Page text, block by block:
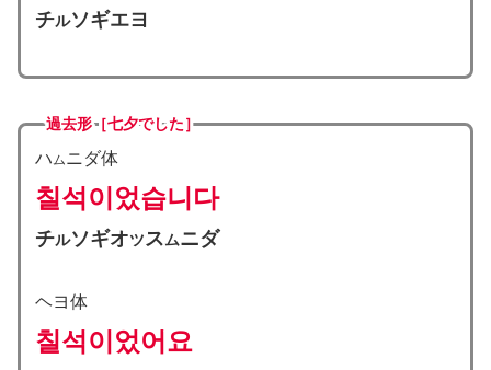
チルソギエヨ
過去形［七夕でした］
ハ ムニダ体
칠석 이었습니다
チルソギオツスムニダ
ヘヨ体
칠석 이었어요